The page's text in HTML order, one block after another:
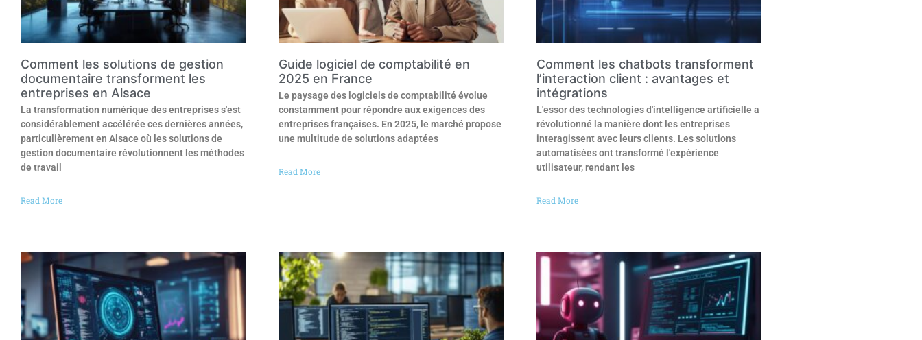
Comment les solutions de gestion
documentaire transforment les
entreprises en Alsace
La transformation numérique des entreprises s'est
considérablement accélérée ces dernières années,
particulièrement en Alsace où les solutions de
gestion documentaire révolutionnent les méthodes
de travail
Read More
Guide logiciel de comptabilité en
2025 en France
Le paysage des logiciels de comptabilité évolue
constamment pour répondre aux exigences des
entreprises françaises. En 2025, le marché propose
une multitude de solutions adaptées
Read More
Comment les chatbots transforment
l’interaction client : avantages et
intégrations
L'essor des technologies d'intelligence artificielle a
révolutionné la manière dont les entreprises
interagissent avec leurs clients. Les solutions
automatisées ont transformé l'expérience
utilisateur, rendant les
Read More